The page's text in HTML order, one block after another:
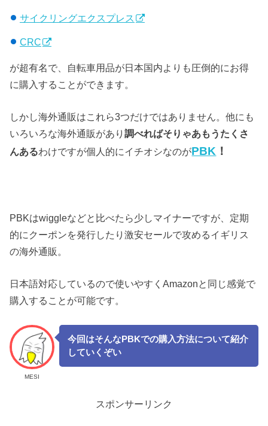
サイクリングエクスプレス
CRC
が超有名で、自転車用品が日本国内よりも圧倒的にお得
に購入することができます。
しかし海外通販はこれら3つだけではありません。他にも
いろいろな海外通販があり調べればそりゃあもうたくさ
んあるわけですが個人的にイチオシなのがPBK ！
PBKはwiggleなどと比べたら少しマイナーですが、定期
的にクーポンを発行したり激安セールで攻めるイギリス
の海外通販。
日本語対応しているので使いやすくAmazonと同じ感覚で
購入することが可能です。
MESI
今回はそんなPBKでの購入方法について紹介
していくぞい
スポンサーリンク